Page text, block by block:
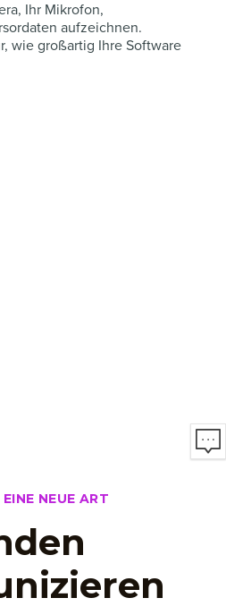
Ihr Mikrofon,
aufzeichnen.
wie großartig Ihre Software
NEUE ART